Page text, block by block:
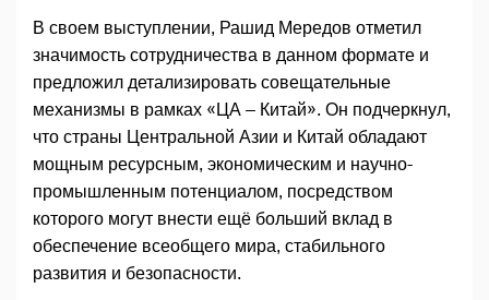
В своем выступлении, Рашид Мередов отметил
значимость сотрудничества в данном формате и
предложил детализировать совещательные
механизмы в рамках «ЦА – Китай». Он подчеркнул,
что страны Центральной Азии и Китай обладают
мощным ресурсным, экономическим и научно-
промышленным потенциалом, посредством
которого могут внести ещё больший вклад в
обеспечение всеобщего мира, стабильного
развития и безопасности.